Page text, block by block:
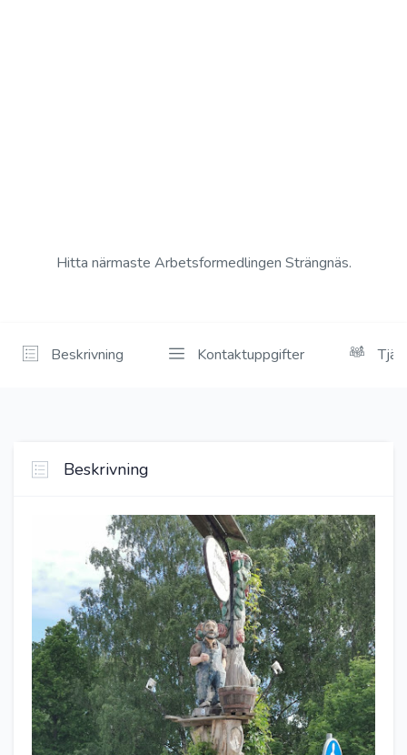
Hitta närmaste Arbetsformedlingen Strängnäs.
Beskrivning Kontaktuppgifter
Beskrivning